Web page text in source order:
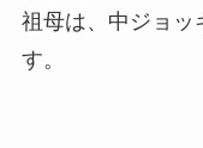
祖母は、中ジョッ
す。